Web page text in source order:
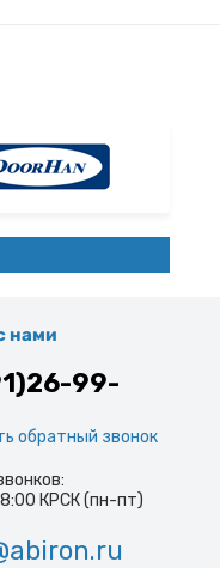
нами
99-
обратный звонок
КРСК (пн-пт)